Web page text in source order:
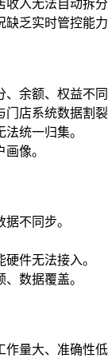
入无法自动拆分
乏实时管控能力
余额、权益不同
店系统数据割裂
统一归集。
像。
不同步。
件无法接入。
数据覆盖。
量大、准确性低